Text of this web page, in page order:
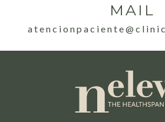
MAIL